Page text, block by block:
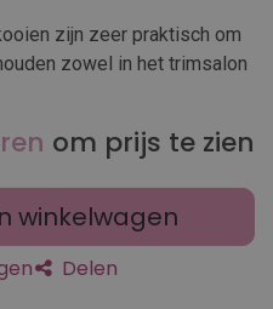
zijn zeer praktisch om
zowel in het trimsalon
om prijs te zien
winkelwagen
Delen